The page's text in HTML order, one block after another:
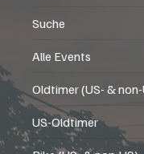
Suche
Alle Events
Oldtimer (US- & non-
US-Oldtimer